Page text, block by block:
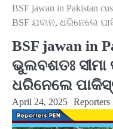
BSF jawan in Pakistan
BSF ଯବାନ, ଧରିନେଲେ
BSF jawan in
ଭୁଲବଶତଃ ସୀମା
ଧରିନେଲେ
April 24, 2025 Reporters